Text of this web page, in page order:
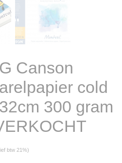
Canson
cold
300 gram
btw 21%)